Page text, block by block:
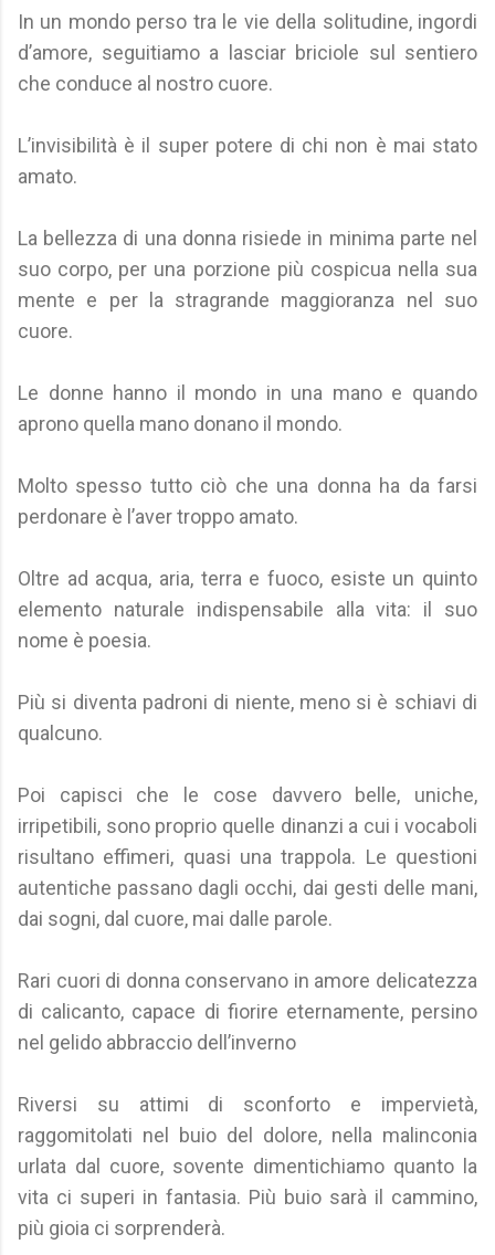
In un mondo perso tra le vie della solitudine, ingordi
d’amore, seguitiamo a lasciar briciole sul sentiero
che conduce al nostro cuore.
L’invisibilità è il super potere di chi non è mai stato
amato.
La bellezza di una donna risiede in minima parte nel
suo corpo, per una porzione più cospicua nella sua
mente e per la stragrande maggioranza nel suo
cuore.
Le donne hanno il mondo in una mano e quando
aprono quella mano donano il mondo.
Molto spesso tutto ciò che una donna ha da farsi
perdonare è l’aver troppo amato.
Oltre ad acqua, aria, terra e fuoco, esiste un quinto
elemento naturale indispensabile alla vita: il suo
nome è poesia.
Più si diventa padroni di niente, meno si è schiavi di
qualcuno.
Poi capisci che le cose davvero belle, uniche,
irripetibili, sono proprio quelle dinanzi a cui i vocaboli
risultano effimeri, quasi una trappola. Le questioni
autentiche passano dagli occhi, dai gesti delle mani,
dai sogni, dal cuore, mai dalle parole.
Rari cuori di donna conservano in amore delicatezza
di calicanto, capace di fiorire eternamente, persino
nel gelido abbraccio dell’inverno
Riversi su attimi di sconforto e impervietà,
raggomitolati nel buio del dolore, nella malinconia
urlata dal cuore, sovente dimentichiamo quanto la
vita ci superi in fantasia. Più buio sarà il cammino,
più gioia ci sorprenderà.